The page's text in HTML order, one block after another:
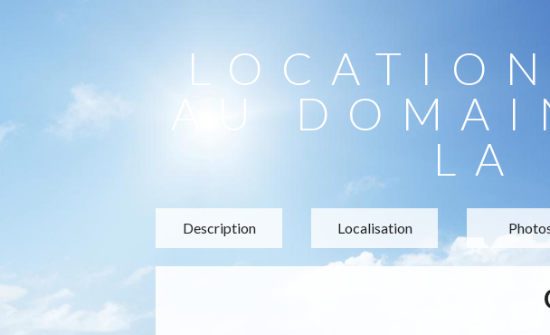
AU
LA
Description Localisation